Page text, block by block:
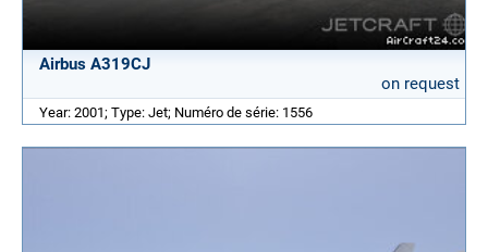
Airbus A319CJ
on request
Year: 2001; Type: Jet; Numéro de série: 1556